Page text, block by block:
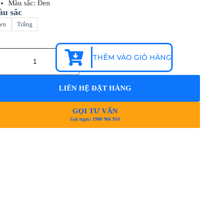
Màu sắc: Đen
sắc
Trắng
THÊM VÀO GIỎ HÀNG
LIÊN HỆ ĐẶT HÀNG
GỌI TƯ VẤN
Gọi ngay: 1900 966 914